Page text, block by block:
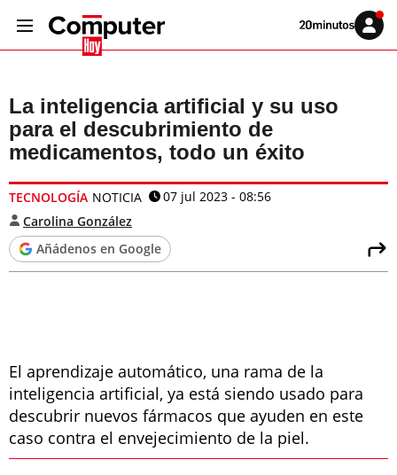
Volver
Iniciar
sesión
La inteligencia artificial y su uso
para el descubrimiento de
medicamentos, todo un éxito
TECNOLOGÍA NOTICIA
07 jul 2023 - 08:56
Carolina González
Añádenos en Google
El aprendizaje automático, una rama de la
inteligencia artificial, ya está siendo usado para
descubrir nuevos fármacos que ayuden en este
caso contra el envejecimiento de la piel.